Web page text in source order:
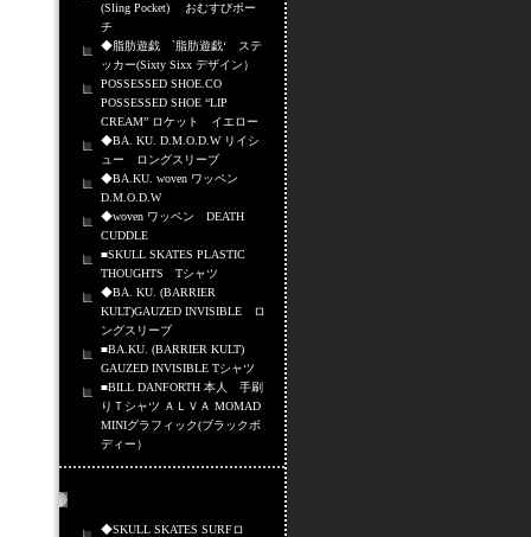
(Sling Pocket) おむすびポー
チ
◆脂肪遊戯 `脂肪遊戯‘ ステ
ッカー(Sixty Sixx デザイン）
POSSESSED SHOE.CO
POSSESSED SHOE “LIP
CREAM” ロケット イエロー
◆BA. KU. D.M.O.D.W リイシ
ュー ロングスリーブ
◆BA.KU. woven ワッペン
D.M.O.D.W
◆woven ワッペン DEATH
CUDDLE
■SKULL SKATES PLASTIC
THOUGHTS Tシャツ
◆BA. KU. (BARRIER
KULT)GAUZED INVISIBLE ロ
ングスリーブ
■BA.KU. (BARRIER KULT)
GAUZED INVISIBLE Tシャツ
■BILL DANFORTH 本人 手刷
りＴシャツ ＡＬＶＡ MOMAD
MINIグラフィック(ブラックボ
ディー）
◆SKULL SKATES SURFロ